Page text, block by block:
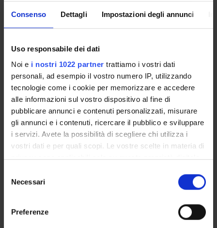
Consenso Dettagli Impostazioni degli annunci
Uso responsabile dei dati
Noi e i nostri 1022 partner trattiamo i vostri dati
personali, ad esempio il vostro numero IP, utilizzando
tecnologie come i cookie per memorizzare e accedere
alle informazioni sul vostro dispositivo al fine di
pubblicare annunci e contenuti personalizzati, misurare
gli annunci e i contenuti, ricercare il pubblico e sviluppare
i servizi. Avete la possibilità di scegliere chi utilizza i
vostri dati e per quali scopi. Le vostre scelte in materia di
privacy sono applicabili solo su questa proprietà digitale
modificare o revocare il proprio consenso in qualsiasi
momento dalla Dichiarazione sui cookie o facendo clic
delNecessari
Preferenze
Come iscriversi
Calendario didattico
Calendario esami
Bacheca avvisi
Proposte tesi e stage
Organi collegiali e di governo
Docenti
CORSI DI STUDIO
DOTTORATI, MASTER E FORMAZIONE SUPERIORE